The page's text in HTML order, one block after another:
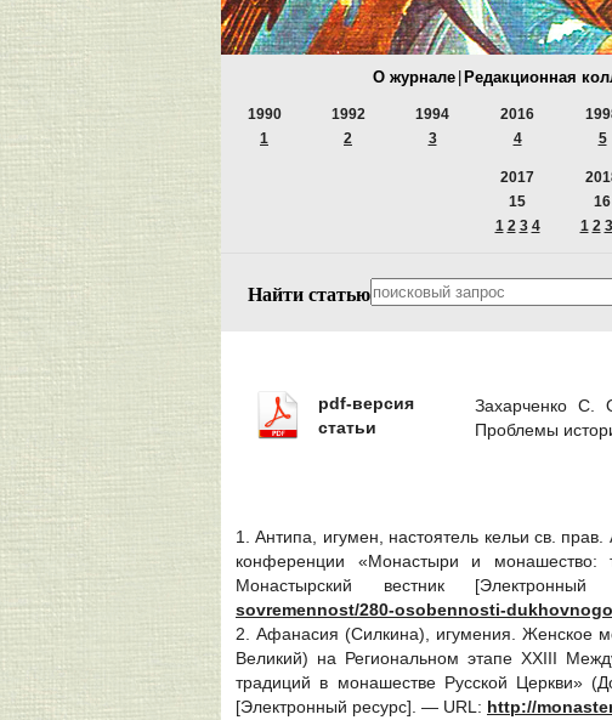
О журнале Редакционная
1990
1
1992
2
1994
3
2016
4
5
2017
15
1 2 3 4
16
1 2 3
Найти статью
pdf-версия
статьи
Захарченко С.
Проблемы
1. Антипа, игумен, настоятель кельи св.
конференции «Монастыри и монашество:
Монастырский вестник
sovremennost/280-osobennosti-
2. Афанасия (Силкина), игумения. Женское
Великий) на Региональном этапе XXIII
традиций в монашестве Русской Церкви»
[Электронный ресурс]. — URL: http://